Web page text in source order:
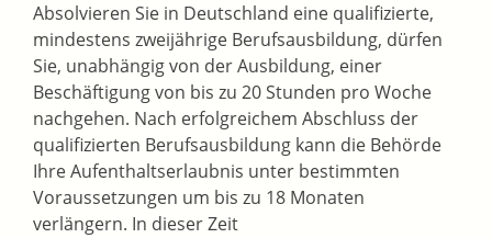
Absolvieren Sie in Deutschland eine qualifizierte,
mindestens zweijährige Berufsausbildung, dürfen
Sie, unabhängig von der Ausbildung, einer
Beschäftigung von bis zu 20 Stunden pro Woche
nachgehen. Nach erfolgreichem Abschluss der
qualifizierten Berufsausbildung kann die Behörde
Ihre Aufenthaltserlaubnis unter bestimmten
Voraussetzungen um bis zu 18 Monaten
verlängern. In dieser Zeit